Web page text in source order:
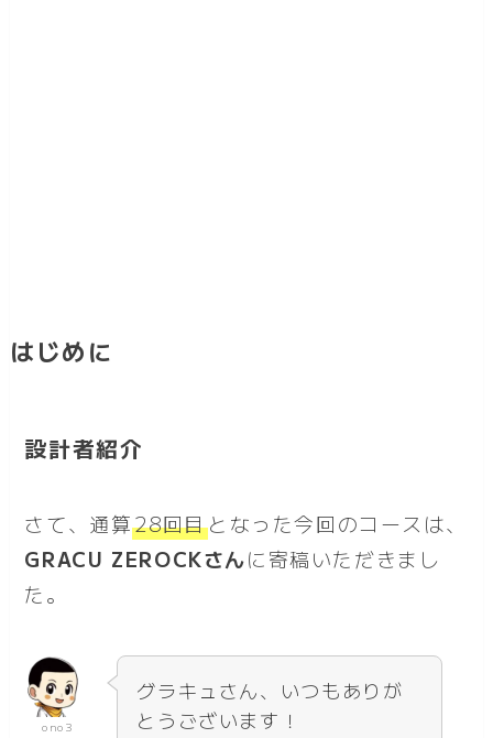
はじめに
設計者紹介
さて、通算28回目となった今回のコースは、
GRACU ZEROCKさんに寄稿いただきまし
た。
ono3
グラキュさん、いつもありが
とうございます！